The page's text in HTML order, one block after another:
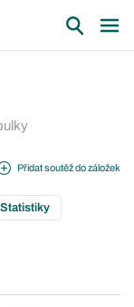
Přidat soutěž do záložek
Statistiky